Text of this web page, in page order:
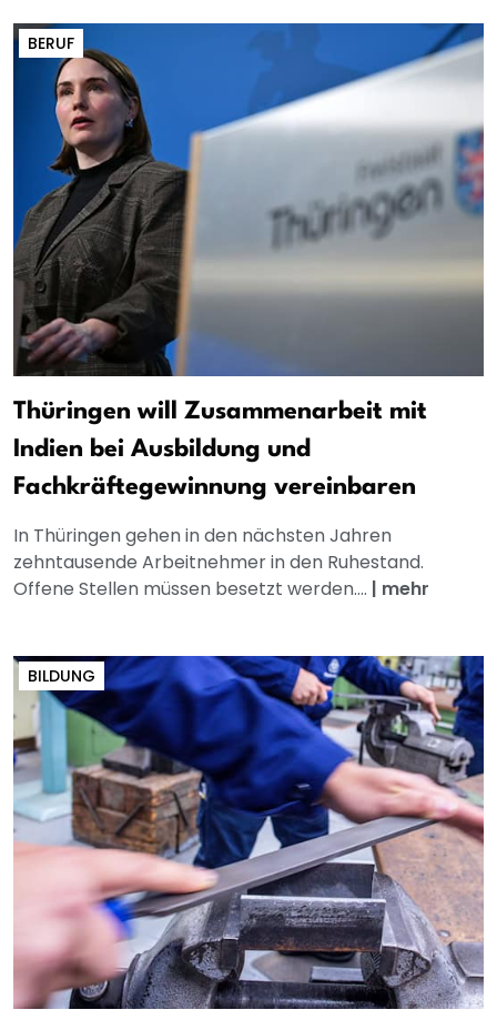
BERUF
Thüringen will Zusammenarbeit mit
Indien bei Ausbildung und
Fachkräftegewinnung vereinbaren
In Thüringen gehen in den nächsten Jahren
zehntausende Arbeitnehmer in den Ruhestand.
Offene Stellen müssen besetzt werden.... | mehr
BILDUNG